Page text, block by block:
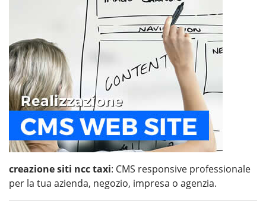
creazione siti ncc taxi: CMS responsive professionale
per la tua azienda, negozio, impresa o agenzia.